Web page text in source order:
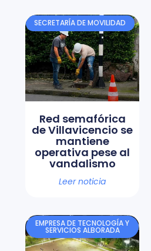
SECRETARÍA DE MOVILIDAD
Red semafórica
de Villavicencio se
mantiene
operativa pese al
vandalismo
Leer noticia
EMPRESA DE TECNOLOGÍA Y
SERVICIOS ALBORADA